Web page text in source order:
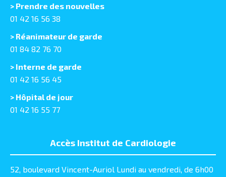
> Prendre des nouvelles
01 42 16 56 38
> Réanimateur de garde
01 84 82 76 70
> Interne de garde
01 42 16 56 45
> Hôpital de jour
01 42 16 55 77
Accès Institut de Cardiologie
52, boulevard Vincent-Auriol Lundi au vendredi, de 6h00